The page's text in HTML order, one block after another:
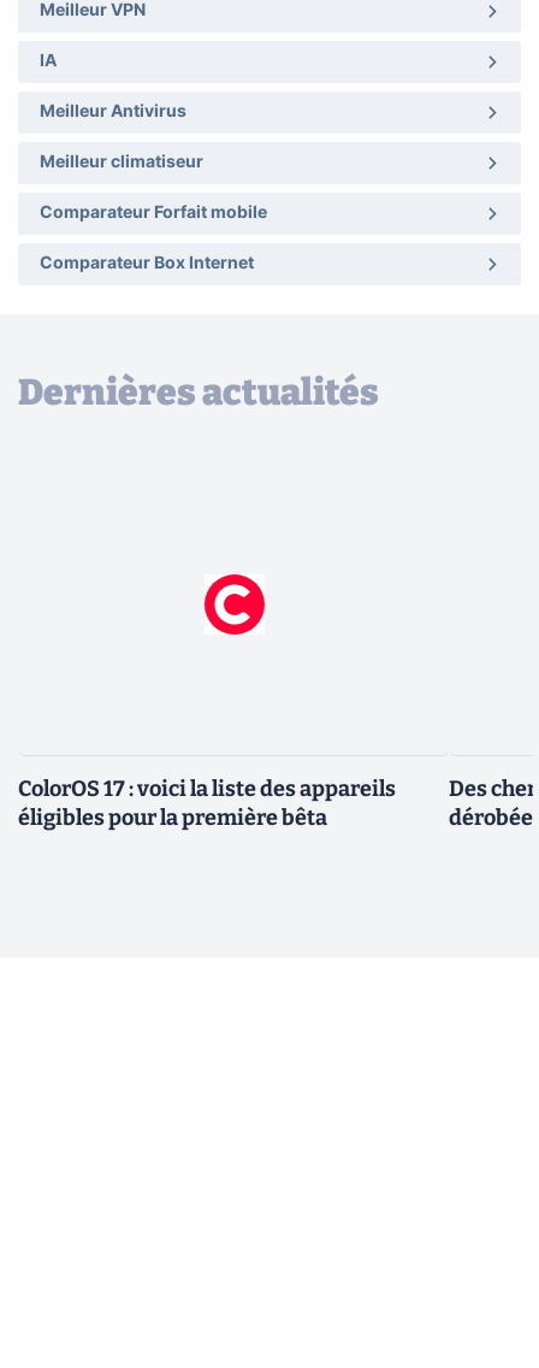
Meilleur VPN
IA
Meilleur Antivirus
Meilleur climatiseur
Comparateur Forfait mobile
Comparateur Box Internet
Dernières actualités
ColorOS 17 : voici la liste des appareils
éligibles pour la première bêta
Des